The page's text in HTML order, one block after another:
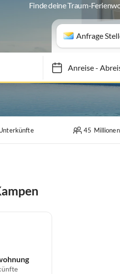
Finde deine Traum-
Anfrage
Anreise-
45